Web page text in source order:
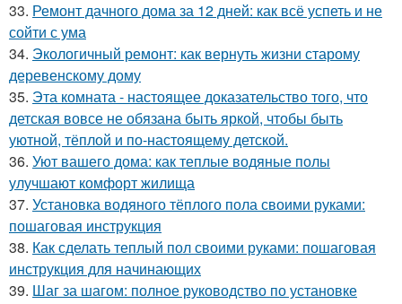
33. Ремонт дачного дома за 12 дней: как всё успеть и не
сойти с ума
34. Экологичный ремонт: как вернуть жизни старому
деревенскому дому
35. Эта комната - настоящее доказательство того, что
детская вовсе не обязана быть яркой, чтобы быть
уютной, тёплой и по-настоящему детской.
36. Уют вашего дома: как теплые водяные полы
улучшают комфорт жилища
37. Установка водяного тёплого пола своими руками:
пошаговая инструкция
38. Как сделать теплый пол своими руками: пошаговая
инструкция для начинающих
39. Шаг за шагом: полное руководство по установке